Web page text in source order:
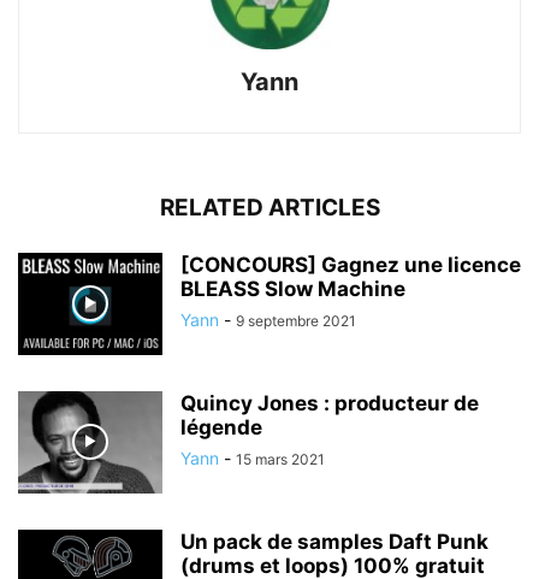
Yann
RELATED ARTICLES
[CONCOURS] Gagnez une licence
BLEASS Slow Machine
Yann - 9 septembre 2021
Quincy Jones : producteur de
légende
Yann - 15 mars 2021
Un pack de samples Daft Punk
(drums et loops) 100% gratuit